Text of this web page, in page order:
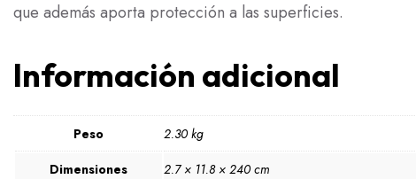
que además aporta protección a las superficies.
Información adicional
Peso
2.30 kg
Dimensiones
2.7 × 11.8 × 240 cm